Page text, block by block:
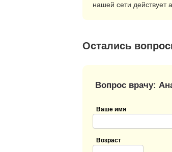
нашей сети действует
Остались
Вопрос врачу:
Ваше имя
Возраст